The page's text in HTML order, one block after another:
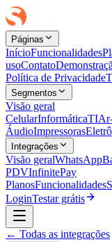
Páginas
InícioFuncionalidades
usoContato
Política de Privacidade
Segmentos
Visão geral
CelularInformáticaTI
ÁudioImpressoras
Integrações
Visão geralWhatsApp
PDVInfinitePay
PlanosFuncionalidades
LoginTestar grátis
← Todas as integrações